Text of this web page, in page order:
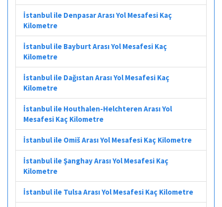
İstanbul ile Denpasar Arası Yol Mesafesi Kaç
Kilometre
İstanbul ile Bayburt Arası Yol Mesafesi Kaç
Kilometre
İstanbul ile Dağıstan Arası Yol Mesafesi Kaç
Kilometre
İstanbul ile Houthalen-Helchteren Arası Yol
Mesafesi Kaç Kilometre
İstanbul ile Omiš Arası Yol Mesafesi Kaç Kilometre
İstanbul ile Şanghay Arası Yol Mesafesi Kaç
Kilometre
İstanbul ile Tulsa Arası Yol Mesafesi Kaç Kilometre